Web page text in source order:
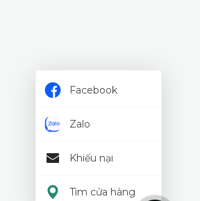
Facebook
Zalo
Khiếu nại
Tìm cửa hàng